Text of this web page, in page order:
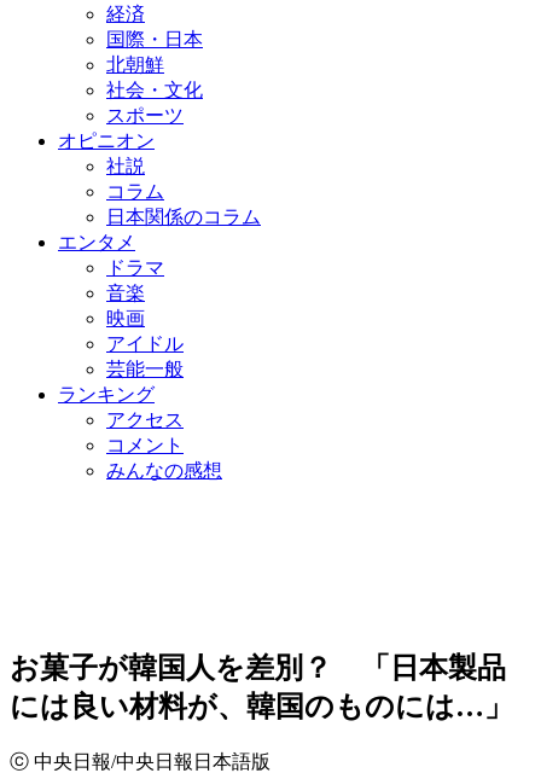
経済
国際・日本
北朝鮮
社会・文化
スポーツ
オピニオン
社説
コラム
日本関係のコラム
エンタメ
ドラマ
音楽
映画
アイドル
芸能一般
ランキング
アクセス
コメント
みんなの感想
お菓子が韓国人を差別？ 「日本製品
には良い材料が、韓国のものには…」
ⓒ 中央日報/中央日報日本語版